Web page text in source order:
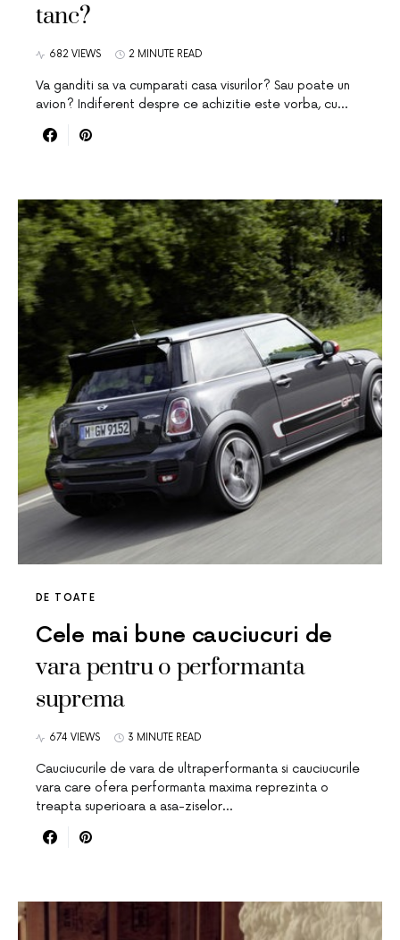
tanc?
682 VIEWS 2 MINUTE READ
Va ganditi sa va cumparati casa visurilor? Sau poate un
avion? Indiferent despre ce achizitie este vorba, cu…
DE TOATE
Cele mai bune cauciucuri de
vara pentru o performanta
suprema
674 VIEWS 3 MINUTE READ
Cauciucurile de vara de ultraperformanta si cauciucurile
vara care ofera performanta maxima reprezinta o
treapta superioara a asa-ziselor…